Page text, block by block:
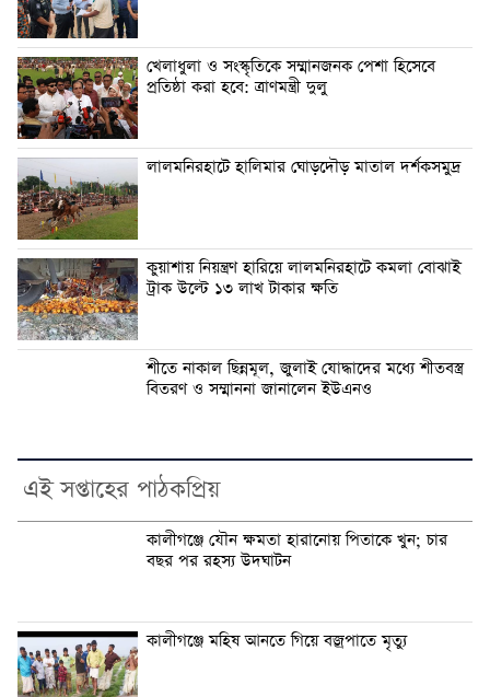
খেলাধুলা ও সংস্কৃতিকে সম্মানজনক পেশা হিসেবে
প্রতিষ্ঠা করা হবে: ত্রাণমন্ত্রী দুলু
লালমনিরহাটে হালিমার ঘোড়দৌড় মাতাল দর্শকসমুদ্র
কুয়াশায় নিয়ন্ত্রণ হারিয়ে লালমনিরহাটে কমলা বোঝাই
ট্রাক উল্টে ১৩ লাখ টাকার ক্ষতি
শীতে নাকাল ছিন্নমূল, জুলাই যোদ্ধাদের মধ্যে শীতবস্ত্র
বিতরণ ও সম্মাননা জানালেন ইউএনও
এই সপ্তাহের পাঠকপ্রিয়
কালীগঞ্জে যৌন ক্ষমতা হারানোয় পিতাকে খুন; চার
বছর পর রহস্য উদঘাটন
কালীগঞ্জে মহিষ আনতে গিয়ে বজ্রপাতে মৃত্যু